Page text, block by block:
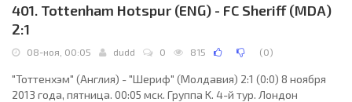
401. Tottenham Hotspur (ENG) - FC Sheriff (MDA)
2:1
08-ноя, 00:05 dudd 0 815 (0)
"Тоттенхэм" (Англия) - "Шериф" (Молдавия) 2:1 (0:0) 8 ноября
2013 года, пятница. 00:05 мск. Группа K. 4-й тур. Лондон